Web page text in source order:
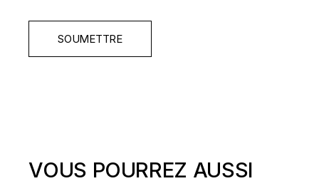
SOUMETTRE
VOUS POURREZ AUSSI